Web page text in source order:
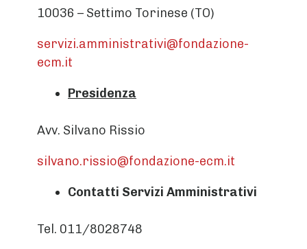
10036 – Settimo Torinese (TO)
servizi.amministrativi@fondazione-
ecm.it
Presidenza
Avv. Silvano Rissio
silvano.rissio@fondazione-ecm.it
Contatti Servizi Amministrativi
Tel. 011/8028748